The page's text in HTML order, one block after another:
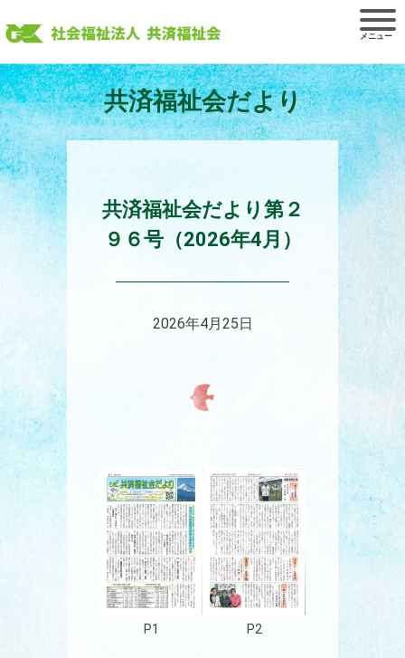
to
content
共済福祉会だより
共済福祉会だより第２
９６号（2026年4月）
2026年4月25日
P1 P2